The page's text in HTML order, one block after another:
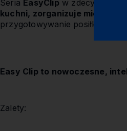
Seria EasyClip w
kuchni, zorganizuje miejsce
przygotowywanie posiłków
Easy Clip to nowoczesne,
Zalety: